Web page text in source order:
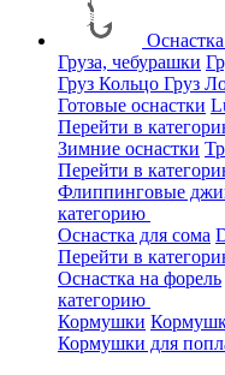
Груза, чебурашки
Груз Кольцо Груз
Готовые оснастки
Перейти в
Зимние оснастки
Перейти в
Флиппинговые
категорию
Оснастка для сома
Перейти в
Оснастка на форель
категорию
Кормушки
Кормушки для